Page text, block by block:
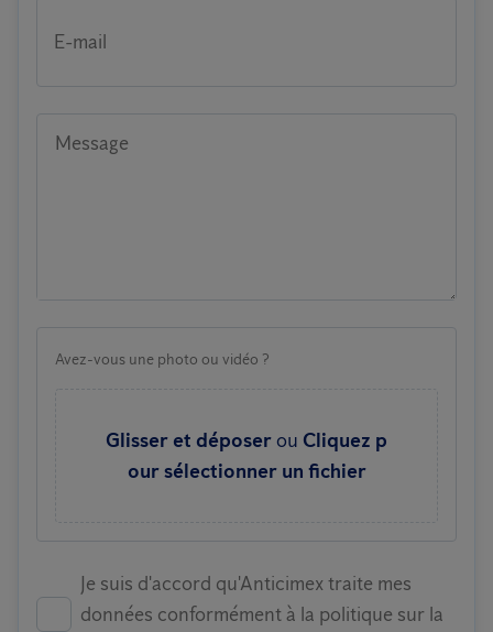
E-mail
Message
Avez-vous une photo ou vidéo ?
Glisser et déposerou Cliquez p
our sélectionner un fichier
Je suis d'accord qu'Anticimex traite mes
données conformément à la politique sur la